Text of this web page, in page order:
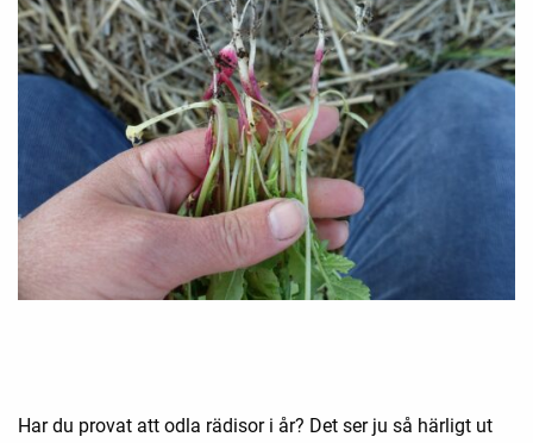
Har du provat att odla rädisor i år? Det ser ju så härligt ut